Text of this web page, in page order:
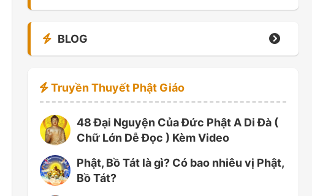
BLOG
Truyền Thuyết Phật Giáo
48 Đại Nguyện Của Đức Phật A Di Đà (
Chữ Lớn Dễ Đọc ) Kèm Video
Phật, Bồ Tát là gì? Có bao nhiêu vị Phật,
Bồ Tát?